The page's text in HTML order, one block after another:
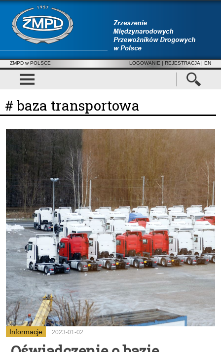
ZMPD w POLSCE LOGOWANIE | REJESTRACJA | EN
# baza transportowa
Informacje 2023-01-02